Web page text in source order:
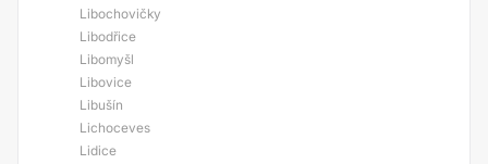
Libochovičky
Libodřice
Libomyšl
Libovice
Libušín
Lichoceves
Lidice